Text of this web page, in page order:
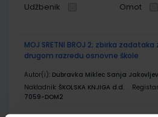
Udžbenik Omot
MOJ SRETNI BROJ 2; zbirka
drugom razredu osnovne škole
Autor(i): Dubravka Miklec Sanja
Nakladnik: ŠKOLSKA KNJIGA d.d.
7059-DOM2